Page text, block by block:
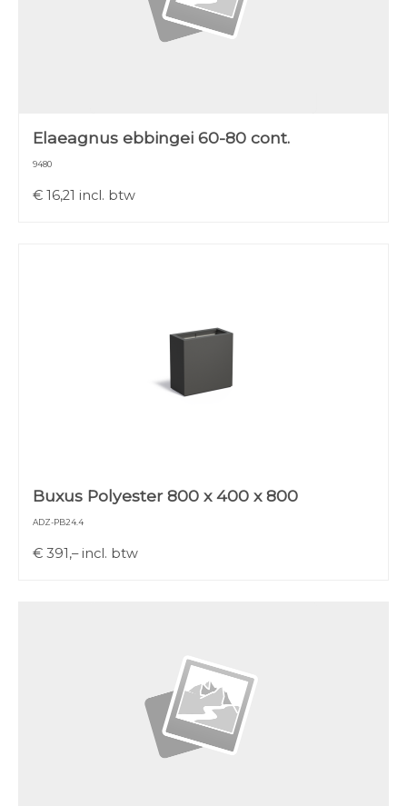
Elaeagnus ebbingei 60-80 cont.
9480
€ 16,21 incl. btw
Buxus Polyester 800 x 400 x 800
ADZ-PB24.4
€ 391,–incl. btw